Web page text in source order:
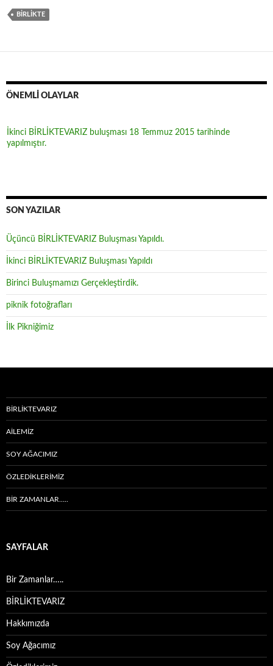
BIRLIKTE
ÖNEMLİ OLAYLAR
İkinci BİRLİKTEVARIZ buluşması 18 Temmuz 2015 tarihinde
yapılmıştır.
SON YAZILAR
Üçüncü BİRLİKTEVARIZ Buluşması Yapıldı.
İkinci BİRLİKTEVARIZ Buluşması Yapıldı
Birinci Buluşmamızı Gerçekleştirdik.
piknik fotoğrafları
İlk Pikniğimiz
BİRLİKTEVARIZ
AİLEMİZ
SOY AĞACIMIZ
ÖZLEDIKLERIMIZ
BIR ZAMANLAR…..
SAYFALAR
Bir Zamanlar…..
BİRLİKTEVARIZ
Hakkımızda
Soy Ağacımız